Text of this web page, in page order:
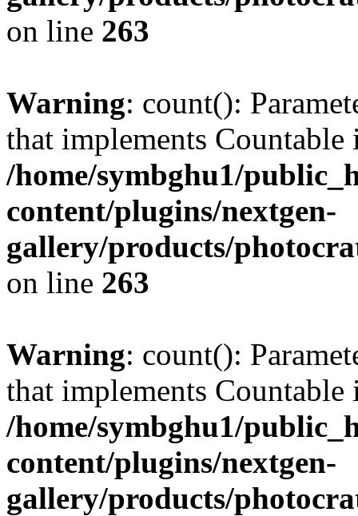
on line 263
Warning: count():
that implements Countable
/home/symbghu1/
content/plugins/nextgen-
gallery/products/
on line 263
Warning: count():
that implements Countable
/home/symbghu1/
content/plugins/nextgen-
gallery/products/